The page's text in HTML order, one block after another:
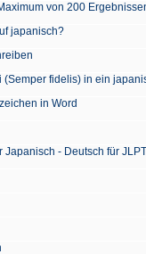
von 200
japanisch?
(Semper fidelis) in ein
in Word
- Deutsch für